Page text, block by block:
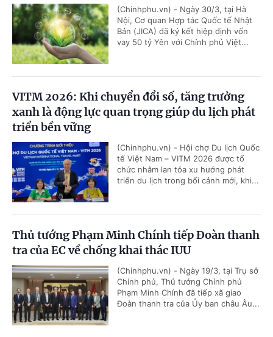
(Chinhphu.vn) - Ngày 30/3, tại Hà
Nội, Cơ quan Hợp tác Quốc tế Nhật
Bản (JICA) đã ký kết hiệp định vốn
vay 50 tỷ Yên với Chính phủ Việt...
VITM 2026: Khi chuyển đổi số, tăng trưởng
xanh là động lực quan trọng giúp du lịch phát
triển bền vững
(Chinhphu.vn) - Hội chợ Du lịch Quốc
tế Việt Nam – VITM 2026 được tổ
chức nhằm lan tỏa xu hướng phát
triển du lịch trong bối cảnh mới, khi...
Thủ tướng Phạm Minh Chính tiếp Đoàn thanh
tra của EC về chống khai thác IUU
(Chinhphu.vn) - Ngày 19/3, tại Trụ sở
Chính phủ, Thủ tướng Chính phủ
Phạm Minh Chính đã tiếp xã giao
Đoàn thanh tra của Ủy ban châu Âu...